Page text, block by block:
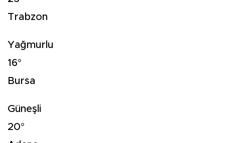
Trabzon
Yağmurlu
16°
Bursa
Güneşli
20°